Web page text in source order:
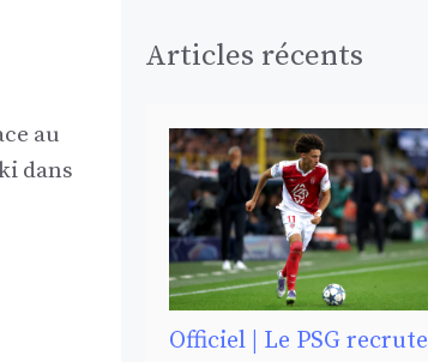
au
dans
Articles récents
Officiel | Le PSG recrute